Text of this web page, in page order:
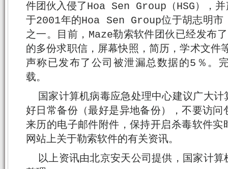
件团伙入侵了Hoa Sen Group（HSG），
于2001年的Hoa Sen Group位于胡志明市
之一。目前，Maze勒索软件团伙已经发布
的多份求职信，屏幕快照，简历，学术文件
声称已发布了公司被泄漏总数据的5％
载。
国家计算机病毒应急处理中心建议广大
好日常备份（最好是异地备份），不要访
来历的电子邮件附件，保持开启杀毒软件
网站上关于勒索软件的有关资讯。
以上资讯由北京安天公司提供，国家计